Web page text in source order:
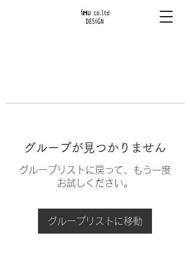
グループが見つかりません
グループリストに戻って、もう一度
お試しください。
グループリストに移動